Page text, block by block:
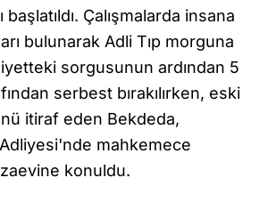
başlatıldı. Çalışmalarda insana
bulunarak Adli Tıp morguna
sorgusunun ardından 5
serbest bırakılırken, eski
itiraf eden Bekdeda,
Adliyesi'nde mahkemece
konuldu.